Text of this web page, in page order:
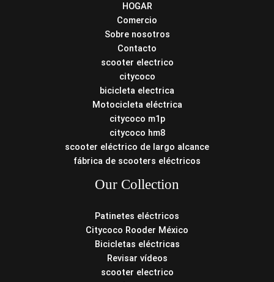
HOGAR
Comercio
Sobre nosotros
Contacto
scooter electrico
citycoco
bicicleta electrica
Motocicleta eléctrica
citycoco m1p
citycoco hm8
scooter eléctrico de largo alcance
fábrica de scooters eléctricos
Our Collection
Patinetes eléctricos
Citycoco Rooder México
Bicicletas eléctricas
Revisar vídeos
scooter electrico